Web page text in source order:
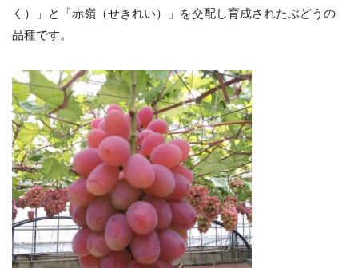
く）」と「赤嶺（せきれい）」を交配し育成されたぶどうの
品種です。